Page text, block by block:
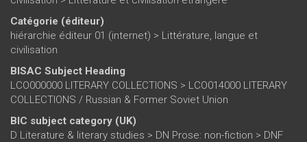
Catégorie (éditeur)
hiérarchie éditeur 01 (internet) > Littérature, langue et
civilisation
BISAC Subject Heading
LCO000000 LITERARY COLLECTIONS > LCO014000 LITERARY
COLLECTIONS / Russian & Former Soviet Union
BIC subject category (UK)
D Literature & literary studies > DN Prose: non-fiction > DNF